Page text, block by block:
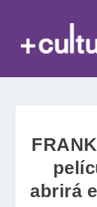
abrirá